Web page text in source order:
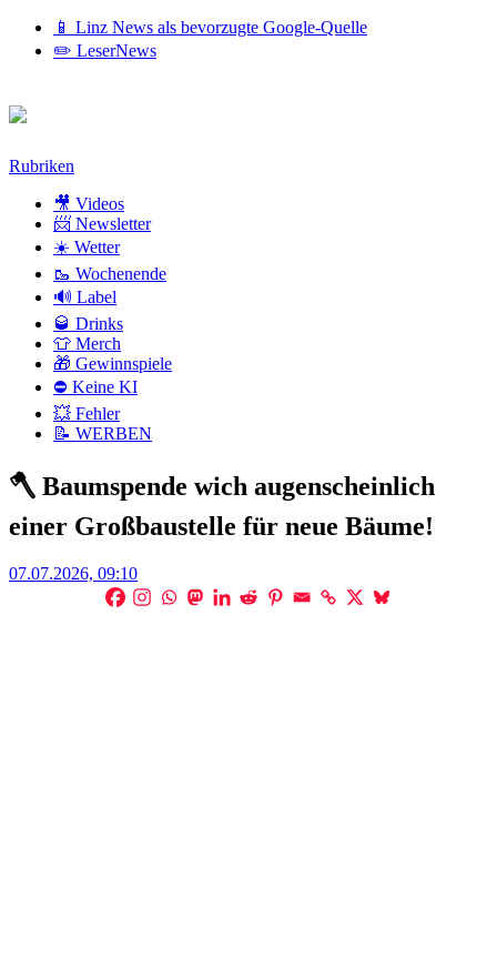
📱 Linz News als bevorzugte Google-Quelle
✏️ LeserNews
Zum
Rubriken
🎥 Videos
📨 Newsletter
☀️ Wetter
🥾 Wochenende
🔊 Label
🥃 Drinks
👕 Merch
🎁 Gewinnspiele
⛔ Keine KI
💥 Fehler
📝 WERBEN
🪓 Baumspende wich augenscheinlich
einer Großbaustelle für neue Bäume!
Posted
07.07.2026, 09:10